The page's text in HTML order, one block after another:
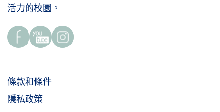
活力的校園。
條款和條件
隱私政策